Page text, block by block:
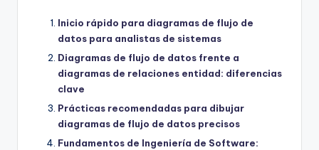
Inicio rápido para diagramas de flujo de
datos para analistas de sistemas
Diagramas de flujo de datos frente a
diagramas de relaciones entidad: diferencias
clave
Prácticas recomendadas para dibujar
diagramas de flujo de datos precisos
Fundamentos de Ingeniería de Software: